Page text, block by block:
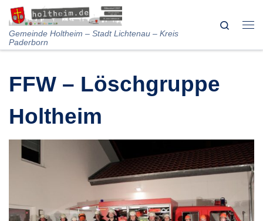
Skip to content
Gemeinde Holtheim – Stadt Lichtenau – Kreis
Paderborn
Search
FFW – Löschgruppe
Holtheim